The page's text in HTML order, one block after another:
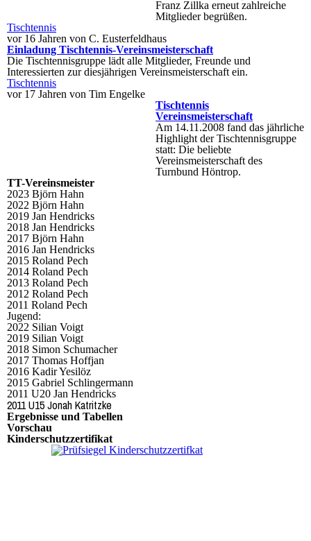
Franz Zillka erneut zahlreiche
Mitglieder begrüßen.
Tischtennis
vor 16 Jahren von C. Eusterfeldhaus
Einladung Tischtennis-Vereinsmeisterschaft
Die Tischtennisgruppe lädt alle Mitglieder, Freunde und
Interessierten zur diesjährigen Vereinsmeisterschaft ein.
Tischtennis
vor 17 Jahren von Tim Engelke
Tischtennis
Vereinsmeisterschaft
Am 14.11.2008 fand das jährliche
Highlight der Tischtennisgruppe
statt: Die beliebte
Vereinsmeisterschaft des
Turnbund Höntrop.
TT-Vereinsmeister
2023 Björn Hahn
2022 Björn Hahn
2019 Jan Hendricks
2018 Jan Hendricks
2017 Björn Hahn
2016 Jan Hendricks
2015 Roland Pech
2014 Roland Pech
2013 Roland Pech
2012 Roland Pech
2011 Roland Pech
Jugend:
2022 Silian Voigt
2019 Silian Voigt
2018 Simon Schumacher
2017 Thomas Hoffjan
2016 Kadir Yesilöz
2015 Gabriel Schlingermann
2011 U20 Jan Hendricks
2011 U15 Jonah Katritzke
Ergebnisse und Tabellen
Vorschau
Kinderschutzzertifikat